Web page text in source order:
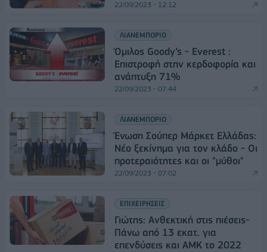
22/09/2023 - 12:12
ΛΙΑΝΕΜΠΟΡΙΟ
Όμιλος Goody’s - Everest :
Eπιστροφή στην κερδοφορία και
ανάπτυξη 71%
22/09/2023 - 07:44
ΛΙΑΝΕΜΠΟΡΙΟ
Ένωση Σούπερ Μάρκετ Ελλάδας:
Νέο ξεκίνημα για τον κλάδο - Oι
προτεραιότητες και οι "μύθοι"
22/09/2023 - 07:02
ΕΠΙΧΕΙΡΗΣΕΙΣ
Γιώτης: Ανθεκτική στις πιέσεις-
Πάνω από 13 εκατ. για
επενδύσεις και ΑΜΚ το 2022